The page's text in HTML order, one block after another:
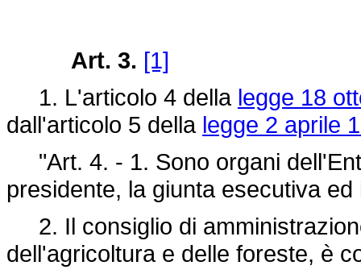
Art. 3. [1]
1. L'articolo 4 della legge 18
dall'articolo 5 della legge 2 aprile
"Art. 4. - 1. Sono organi
presidente, la giunta esecutiva
2. Il consiglio di
dell'agricoltura e delle foreste, è